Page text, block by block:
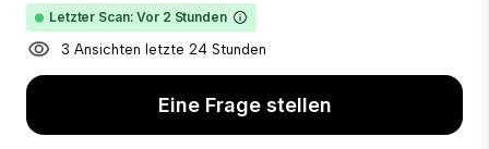
Letzter Scan: Vor 2 Stunden
3 Ansichten letzte 24 Stunden
Eine Frage stellen